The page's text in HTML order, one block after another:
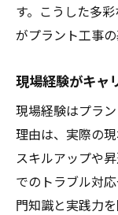
す。こうした多
がプラント工事の
現場経験がキャ
現場経験はプラ
理由は、実際の
スキルアップや
でのトラブル対
門知識と実践力